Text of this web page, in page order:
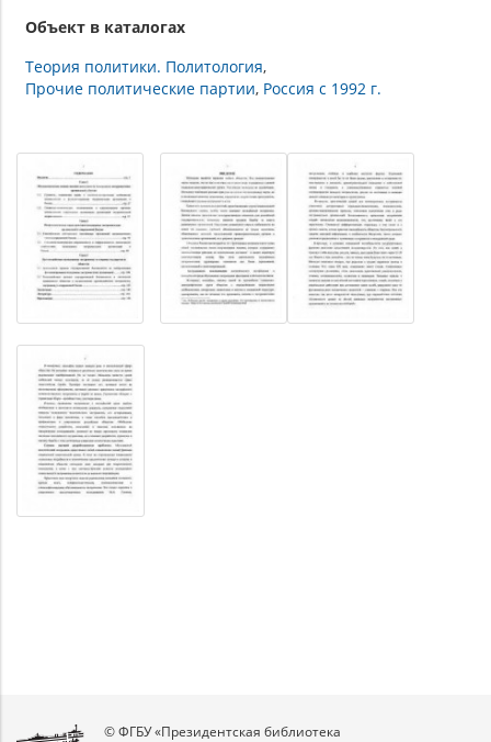
Объект в каталогах
Теория политики. Политология
Прочие политические партии Россия с 1992 г.
© ФГБУ «Президентская библиотека